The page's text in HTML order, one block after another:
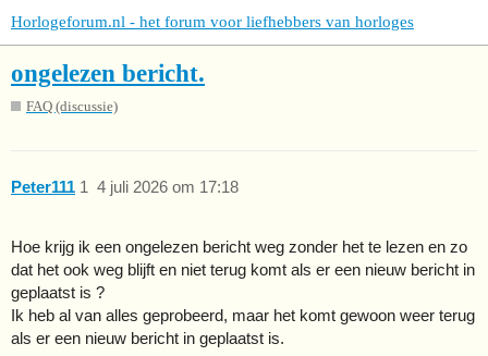
Horlogeforum.nl - het forum voor liefhebbers van horloges
ongelezen bericht.
FAQ (discussie)
Peter111 4 juli 2026 om 17:18
1
Hoe krijg ik een ongelezen bericht weg zonder het te lezen en zo
dat het ook weg blijft en niet terug komt als er een nieuw bericht in
geplaatst is ?
Ik heb al van alles geprobeerd, maar het komt gewoon weer terug
als er een nieuw bericht in geplaatst is.